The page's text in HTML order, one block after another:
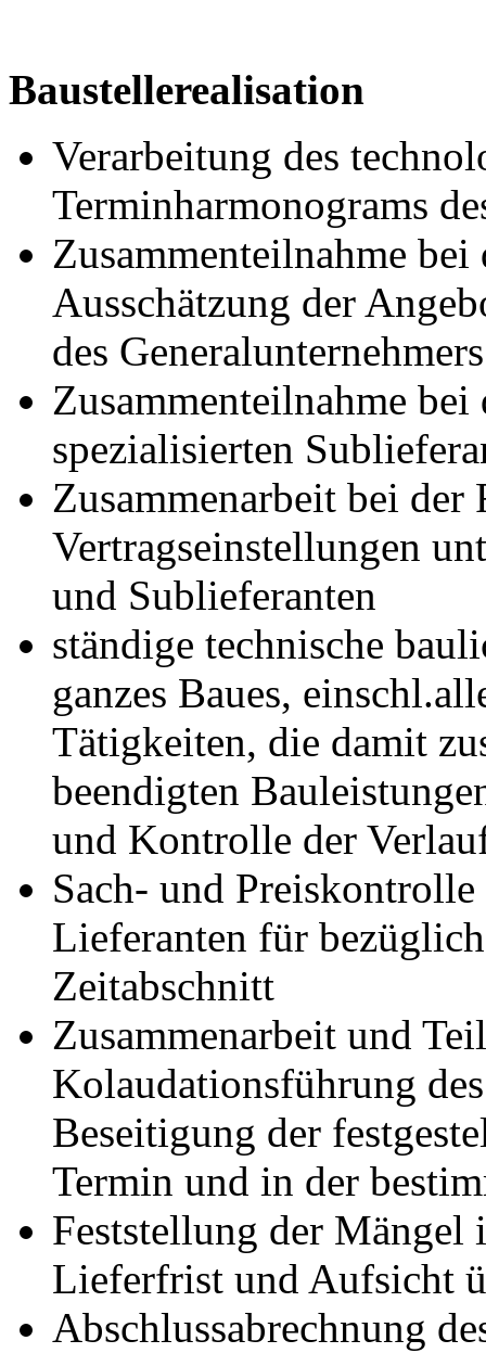
Baustellerealisation
Verarbeitung des
Terminharmonograms
Zusammenteilnahme
Ausschätzung der
des
Zusammenteilnahme
spezialisierten
Zusammenarbeit bei
Vertragseinstellungen
und Sublieferanten
ständige technische
ganzes Baues,
Tätigkeiten, die damit
beendigten
und Kontrolle der
Sach- und
Lieferanten für
Zeitabschnitt
Zusammenarbeit und
Kolaudationsführung
Beseitigung der
Termin und in der
Feststellung der
Lieferfrist und Aufsicht
Abschlussabrechnung